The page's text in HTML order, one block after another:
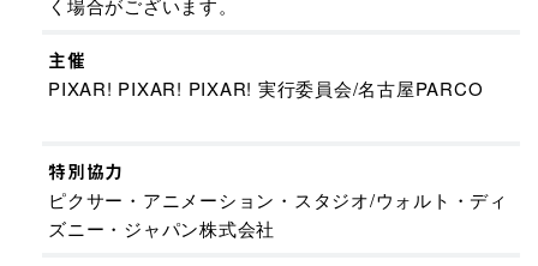
く場合がございます。
主催
PIXAR! PIXAR! PIXAR! 実行委員会/名古屋PARCO
特別協力
ピクサー・アニメーション・スタジオ/ウォルト・ディ
ズニー・ジャパン株式会社